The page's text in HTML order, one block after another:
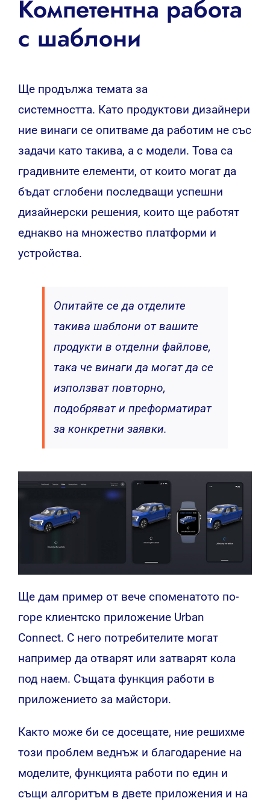
Компетентна работа
с шаблони
Ще продължа темата за
системността. Като продуктови дизайнери
ние винаги се опитваме да работим не със
задачи като такива, а с модели. Това са
градивните елементи, от които могат да
бъдат сглобени последващи успешни
дизайнерски решения, които ще работят
еднакво на множество платформи и
устройства.
Опитайте се да отделите
такива шаблони от вашите
продукти в отделни файлове,
така че винаги да могат да се
използват повторно,
подобряват и преформатират
за конкретни заявки.
Ще дам пример от вече споменатото по-
горе клиентско приложение Urban
Connect. С него потребителите могат
например да отварят или затварят кола
под наем. Същата функция работи в
приложението за майстори.
Както може би се досещате, ние решихме
този проблем веднъж и благодарение на
моделите, функцията работи по един и
същи алгоритъм в двете приложения и на